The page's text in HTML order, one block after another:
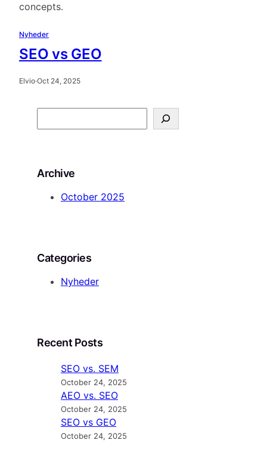
Nyheder
SEO vs GEO
Elvio·Oct 24, 2025
e
c
Archive
October 2025
Categories
Nyheder
Recent Posts
SEO vs. SEM
October 24, 2025
AEO vs. SEO
October 24, 2025
SEO vs GEO
October 24, 2025